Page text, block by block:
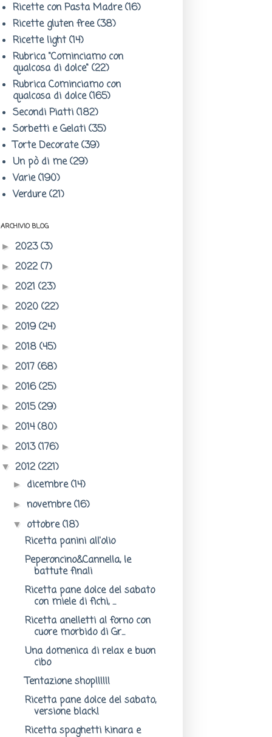
Ricette con Pasta Madre (16)
Ricette gluten free (38)
Ricette light (14)
Rubrica "Cominciamo con
qualcosa di dolce" (22)
Rubrica Cominciamo con
qualcosa di dolce (165)
Secondi Piatti (182)
Sorbetti e Gelati (35)
Torte Decorate (39)
Un pò di me (29)
Varie (190)
Verdure (21)
ARCHIVIO BLOG
► 2023(3)
► 2022(7)
► 2021 (23)
► 2020 (22)
► 2019(24)
► 2018 (45)
► 2017 (68)
► 2016(25)
► 2015(29)
► 2014(80)
► 2013(176)
▼ 2012(221)
► dicembre(14)
►novembre(16)
▼ ottobre(18)
Ricetta panini all'olio
Peperoncino&Cannella, le
battute finali
Ricetta pane dolce del sabato
con miele di fichi, ...
Ricetta anelletti al forno con
cuore morbido di Gr...
Una domenica di relax e buon
cibo
Tentazione shop!!!!!!
Ricetta pane dolce del sabato,
versione black!
Ricetta spaghetti kinara e